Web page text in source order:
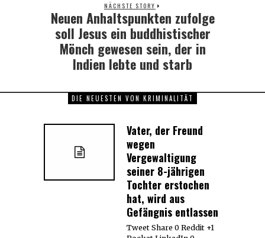
NÄCHSTE STORY
Next
post:
Neuen Anhaltspunkten zufolge
soll Jesus ein buddhistischer
Mönch gewesen sein, der in
Indien lebte und starb
DIE NEUESTEN VON KRIMINALITÄT
Vater, der Freund
wegen
Vergewaltigung
seiner 8-jährigen
Tochter erstochen
hat, wird aus
Gefängnis entlassen
Tweet Share 0 Reddit +1